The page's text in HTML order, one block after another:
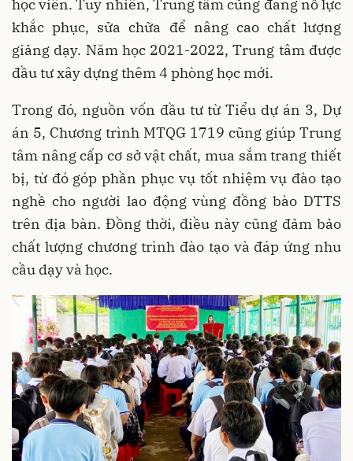
học viên. Tuy nhiên, Trung tâm cũng đang nỗ lực
khắc phục, sửa chữa để nâng cao chất lượng
giảng dạy. Năm học 2021-2022, Trung tâm được
đầu tư xây dựng thêm 4 phòng học mới.
Trong đó, nguồn vốn đầu tư từ Tiểu dự án 3, Dự
án 5, Chương trình MTQG 1719 cũng giúp Trung
tâm nâng cấp cơ sở vật chất, mua sắm trang thiết
bị, từ đó góp phần phục vụ tốt nhiệm vụ đào tạo
nghề cho người lao động vùng đồng bào DTTS
trên địa bàn. Đồng thời, điều này cũng đảm bảo
chất lượng chương trình đào tạo và đáp ứng nhu
cầu dạy và học.